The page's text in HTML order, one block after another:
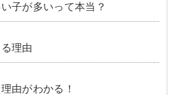
子が多いって本当？
理由
由がわかる！